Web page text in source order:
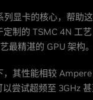
显卡的核心，帮助这
制的 TSMC 4N 工
精湛的 GPU 架构。
其性能相较
尝试超频至 3GHz 甚